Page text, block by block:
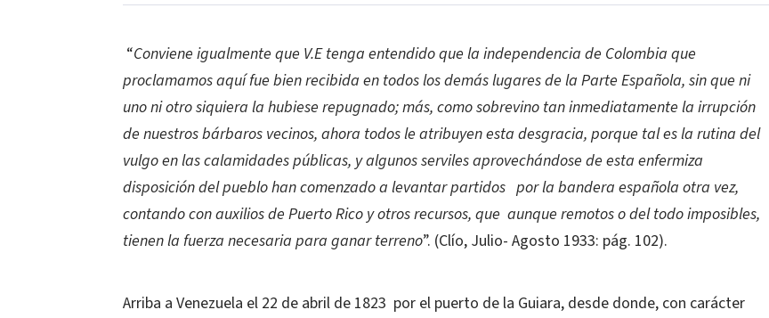
“Conviene igualmente que V.E tenga entendido que la independencia de Colombia que
proclamamos aquí fue bien recibida en todos los demás lugares de la Parte Española, sin que ni
uno ni otro siquiera la hubiese repugnado; más, como sobrevino tan inmediatamente la irrupción
de nuestros bárbaros vecinos, ahora todos le atribuyen esta desgracia, porque tal es la rutina del
vulgo en las calamidades públicas, y algunos serviles aprovechándose de esta enfermiza
disposición del pueblo han comenzado a levantar partidos por la bandera española otra vez,
contando con auxilios de Puerto Rico y otros recursos, que aunque remotos o del todo imposibles,
tienen la fuerza necesaria para ganar terreno”. (Clío, Julio- Agosto 1933: pág. 102).
Arriba a Venezuela el 22 de abril de 1823 por el puerto de la Guiara, desde donde, con carácter